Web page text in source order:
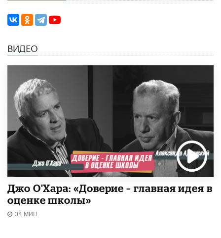
ВИДЕО
Джо О'Хара: «Доверие – главная идея в
оценке школы»
34 МИН.